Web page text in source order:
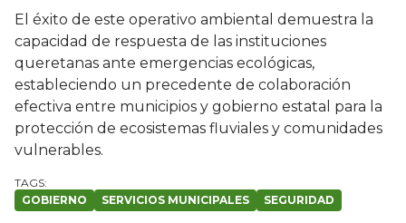
El éxito de este operativo ambiental demuestra la
capacidad de respuesta de las instituciones
queretanas ante emergencias ecológicas,
estableciendo un precedente de colaboración
efectiva entre municipios y gobierno estatal para la
protección de ecosistemas fluviales y comunidades
vulnerables.
GOBIERNO SERVICIOS MUNICIPALES SEGURIDAD